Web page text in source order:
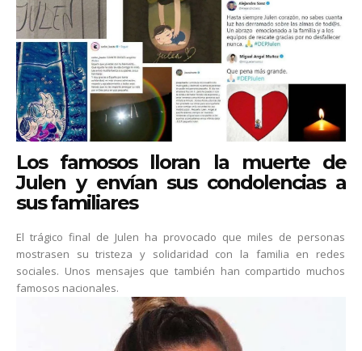
Los famosos lloran la muerte de
Julen y envían sus condolencias a
sus familiares
El trágico final de Julen ha provocado que miles de personas
mostrasen su tristeza y solidaridad con la familia en redes
sociales. Unos mensajes que también han compartido muchos
famosos nacionales.